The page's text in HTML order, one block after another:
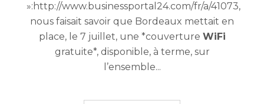
»:http://www.businessportal24.com/fr/a/41073,
nous faisait savoir que Bordeaux mettait en
place, le 7 juillet, une *couverture WiFi
gratuite*, disponible, à terme, sur
l’ensemble...